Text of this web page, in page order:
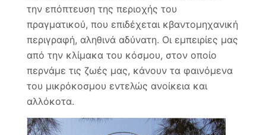
την επόπτευση της περιοχής του
πραγματικού, που επιδέχεται κβαντομηχανική
περιγραφή, αληθινά αδύνατη. Οι εμπειρίες μας
από την κλίμακα του κόσμου, στον οποίο
περνάμε τις ζωές μας, κάνουν τα φαινόμενα
του μικρόκοσμου εντελώς ανοίκεια και
αλλόκοτα.